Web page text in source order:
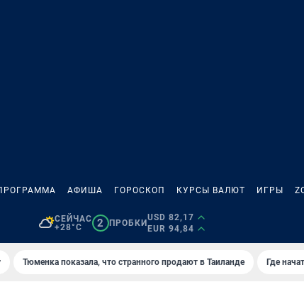
АФИША ГОРОСКОП КУРСЫ ВАЛЮТ ИГРЫ
СЕЙЧАС
+28°C
2 ПРОБКИ
USD 82,17
EUR 94,84
Тюменка показала, что странного продают в Таиланде Где